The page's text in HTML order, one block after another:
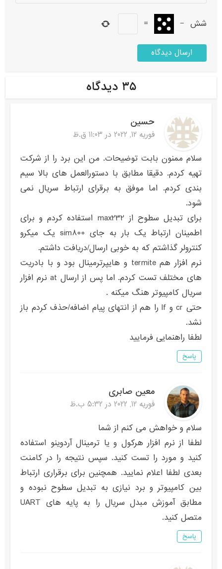
شش −
=
۳۵ دیدگاه
حسین
فوریه 12, 2022 در 11:03 ق.ظ
سلام ممنون بابت توضیحات. من این برد را از شرکت
تهیه کردم. دقیقا مطابق با دستورالعمل های بالا سیم
بندی کردم. اما موفق به برقرای ارتباط سریال نمی
شود.
برای تبدیل سطوح از max232 استفاده کردم و برای
اطمینان ارتباط یک بار به جای sim800 یک میکرو
کنترولر گذاشتم که به خوبی ارسال/دریافت داشتم.
نرم افزار هم termite و هایپرترمینال بود و با بادریت
های مختلف تست کردم. اما پس از ارسال at نرم افزار
سریال کامپیوتر هنگ میکنه .
حتی cr و lf را هم از انتهای پیام اضافه/حذف کردم باز
نشد.
لطفا راهنمایی فرمایید
پاسخ
معین صابری
فوریه 12, 2022 در 5:32 ب.ظ
سلام و خواهش می کنم از شما
لطفا از نرم افزار هرکول و یا ترمینال آردوینو استفاده
کنید و مورد را تست کنید. سپس نتیجه را در کامنت
بعدی لطفا اعلام نمایید. همچنین برای برقراری ارتباط
بین کامپیوتر و برد نیازی به تبدیل سطوح نبوده و
مطابق آموزش مبدل سریال را به پایه های UART
متصل کنید.
پاسخ